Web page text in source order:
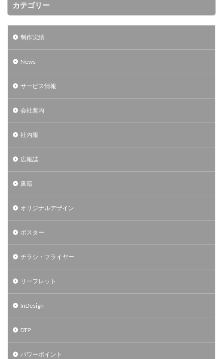
カテゴリー
制作実績
News
サービス情報
会社案内
社内報
広報誌
書籍
オリジナルデザイン
ポスター
チラシ・フライヤー
リーフレット
InDesign
DTP
パワーポイント